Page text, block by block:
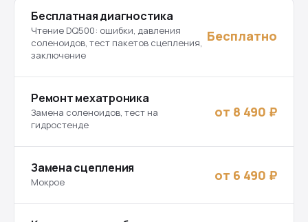
Бесплатная диагностика
Чтение DQ500: ошибки, давления
соленоидов, тест пакетов сцепления,
заключение
Бесплатно
Ремонт мехатроника
Замена соленоидов, тест на
гидростенде
от 8 490 ₽
Замена сцепления
Мокрое от 6 490 ₽